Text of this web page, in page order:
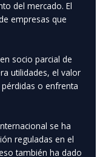
del mercado. El
empresas que
socio parcial de
utilidades, el valor
o enfrenta
se ha
reguladas en el
también ha dado